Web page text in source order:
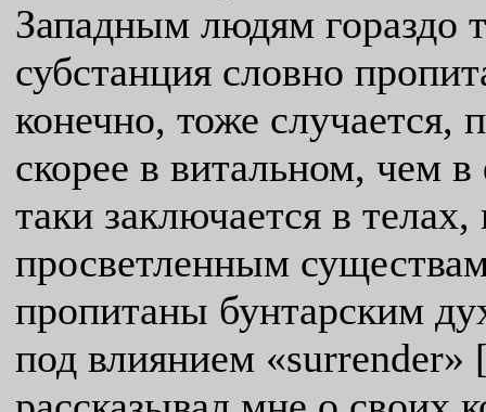
Западным людям гораздо
субстанция словно
конечно, тоже случается,
скорее в витальном, чем
таки заключается в
просветленным
пропитаны бунтарским
под влиянием